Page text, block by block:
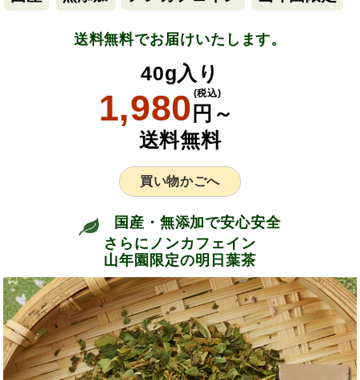
送料無料でお届けいたします。
40g入り
1,980 円～
(税込)
送料無料
買い物かごへ
国産・無添加で安心安全
さらにノンカフェイン
山年園限定の明日葉茶